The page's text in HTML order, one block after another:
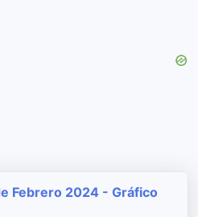
Febrero 2024 - Gráfico